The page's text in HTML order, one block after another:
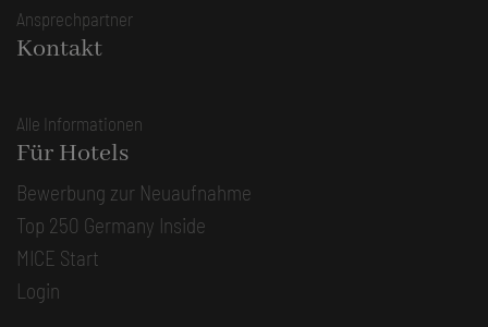
Ansprechpartner
Kontakt
Alle Informationen
Für Hotels
Bewerbung zur Neuaufnahme
Top 250 Germany Inside
MICE Start
Login